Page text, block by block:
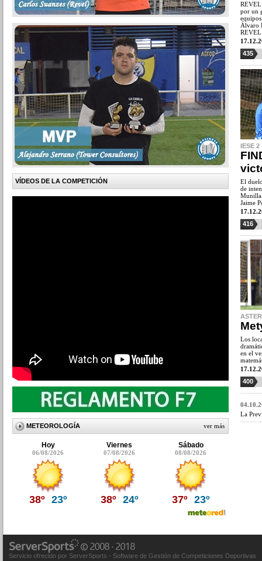
VÍDEOS DE LA COMPETICIÓN
METEOROLOGÍA ver más
Hoy
06/08/2026
38º 23º
Viernes
07/08/2026
38º 24º
Sábado
08/08/2026
37º 23º
REVEL
por un
Álvaro
435
IESE 2
El
de
Jaime
416
Los
en el
400
La
Servicio ofrecido por ServerSports - Software de Gestión de Competiciones Deportivas